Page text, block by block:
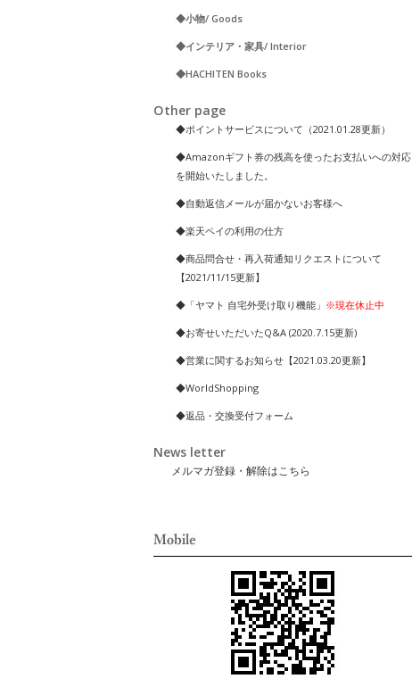
◆小物/ Goods
◆インテリア・家具/ Interior
◆HACHITEN Books
Other page
◆ポイントサービスについて（2021.01.28更新）
◆Amazonギフト券の残高を使ったお支払いへの対応
を開始いたしました。
◆自動返信メールが届かないお客様へ
◆楽天ペイの利用の仕方
◆商品問合せ・再入荷通知リクエストについて
【2021/11/15更新】
◆「ヤマト 自宅外受け取り機能」 ※現在休止中
◆お寄せいただいたQ&A (2020.7.15更新)
◆営業に関するお知らせ【2021.03.20更新】
◆WorldShopping
◆返品・交換受付フォーム
News letter
メルマガ登録・解除はこちら